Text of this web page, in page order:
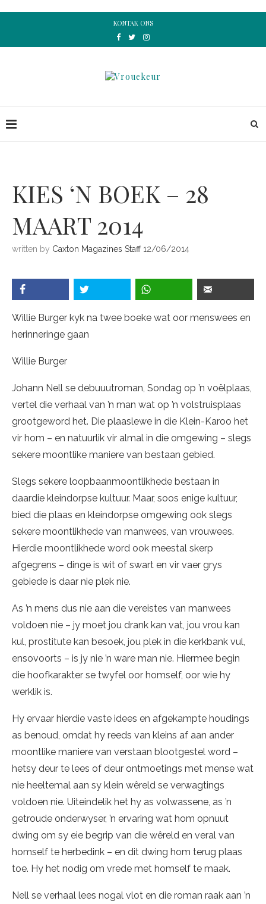
KONTAK ONS
KIES ‘N BOEK – 28
MAART 2014
written by Caxton Magazines Staff 12/06/2014
Willie Burger kyk na twee boeke wat oor menswees en
herinneringe gaan
Willie Burger
Johann Nell se debuuutroman, Sondag op ’n voëlplaas,
vertel die verhaal van ’n man wat op ’n volstruisplaas
grootgeword het. Die plaaslewe in die Klein-Karoo het
vir hom – en natuurlik vir almal in die omgewing – slegs
sekere moontlike maniere van bestaan gebied.
Slegs sekere loopbaanmoontlikhede bestaan in
daardie kleindorpse kultuur. Maar, soos enige kultuur,
bied die plaas en kleindorpse omgewing ook slegs
sekere moontlikhede van manwees, van vrouwees.
Hierdie moontlikhede word ook meestal skerp
afgegrens – dinge is wit of swart en vir vaer grys
gebiede is daar nie plek nie.
As ’n mens dus nie aan die vereistes van manwees
voldoen nie – jy moet jou drank kan vat, jou vrou kan
kul, prostitute kan besoek, jou plek in die kerkbank vul,
ensovoorts – is jy nie ’n ware man nie. Hiermee begin
die hoofkarakter se twyfel oor homself, oor wie hy
werklik is.
Hy ervaar hierdie vaste idees en afgekampte houdings
as benoud, omdat hy reeds van kleins af aan ander
moontlike maniere van verstaan blootgestel word –
hetsy deur te lees of deur ontmoetings met mense wat
nie heeltemal aan sy klein wêreld se verwagtings
voldoen nie. Uiteindelik het hy as volwassene, as ’n
getroude onderwyser, ’n ervaring wat hom opnuut
dwing om sy eie begrip van die wêreld en veral van
homself te herbedink – en dit dwing hom terug plaas
toe. Hy het nodig om vrede met homself te maak.
Nell se verhaal lees nogal vlot en die roman raak aan ’n